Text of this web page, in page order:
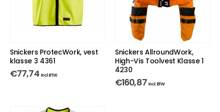
Snickers ProtecWork, vest
klasse 3 4361
€77,74 Incl. BTW
Snickers AllroundWork,
High-Vis Toolvest Klasse 1
4230
€160,87 Incl. BTW